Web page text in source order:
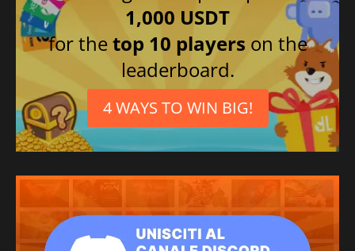
1,000 USDT
for thetop 10 players on the
leaderboard.
4 WAYS TO WIN BIG!